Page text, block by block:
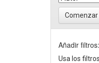
Añadir filtros:
Usa los